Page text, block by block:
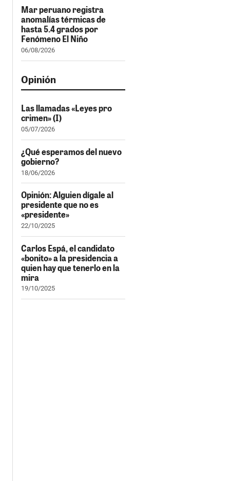
Mar peruano registra
anomalías térmicas de
hasta 5.4 grados por
Fenómeno El Niño
06/08/2026
Opinión
Las llamadas «Leyes pro
crimen» (I)
05/07/2026
¿Qué esperamos del nuevo
gobierno?
18/06/2026
Opinión: Alguien dígale al
presidente que no es
«presidente»
22/10/2025
Carlos Espá, el candidato
«bonito» a la presidencia a
quien hay que tenerlo en la
mira
19/10/2025